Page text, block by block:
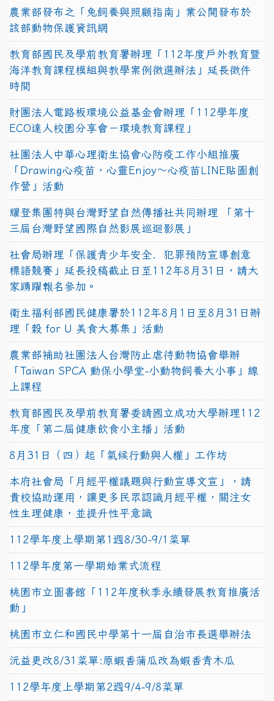
農業部發布之「兔飼養與照顧指南」業公開發布於
該部動物保護資訊網
教育部國民及學前教育署辦理「112年度戶外教育暨
海洋教育課程模組與教學案例徵選辦法」延長徵件
時間
財團法人電路板環境公益基金會辦理「112學年度
ECO達人校園分享會－環境教育課程」
社團法人中華心理衛生協會心防疫工作小組推廣
「Drawing心疫苗，心靈Enjoy〜心疫苗LINE貼圖創
作營」活動
耀登集團特與台灣野望自然傳播社共同辦理 「第十
三屆台灣野望國際自然影展巡迴影展」
社會局辦理「保護青少年安全．犯罪預防宣導創意
標語競賽」延長投稿截止日至112年8月31日，請大
家踴躍報名參加。
衛生福利部國民健康署於112年8月1日至8月31日辦
理「穀 for U 美食大募集」活動
農業部補助社團法人台灣防止虐待動物協會舉辦
「Taiwan SPCA 動保小學堂-小動物飼養大小事」線
上課程
教育部國民及學前教育署委請國立成功大學辦理112
年度「第二屆健康飲食小主播」活動
8月31日（四）起「氣候行動與人權」工作坊
本府社會局「月經平權議題與行動宣導文宣」，請
貴校協助運用，讓更多民眾認識月經平權，關注女
性生理健康，並提升性平意識
112學年度上學期第1週8/30-9/1菜單
112學年度第一學期始業式流程
桃園市立圖書館「112年度秋季永續發展教育推廣活
動」
桃園市立仁和國民中學第十一屆自治市長選舉辦法
沅益更改8/31菜單:原蝦香蒲瓜改為蝦香青木瓜
112學年度上學期第2週9/4-9/8菜單